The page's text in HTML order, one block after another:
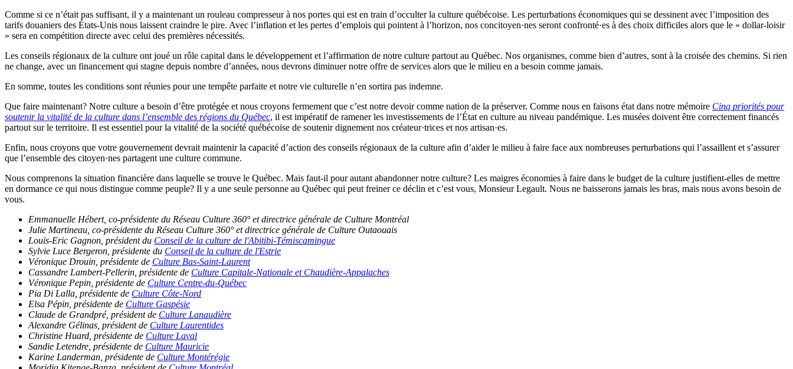
Comme si ce n’était pas suffisant, il y a maintenant un rouleau compresseur à nos portes qui est en train d’occulter la culture québécoise. Les perturbations économiques qui se dessinent avec l’imposition des
tarifs douaniers des États-Unis nous laissent craindre le pire. Avec l’inflation et les pertes d’emplois qui pointent à l’horizon, nos concitoyen·nes seront confronté·es à des choix difficiles alors que le « dollar-loisir
» sera en compétition directe avec celui des premières nécessités.
Les conseils régionaux de la culture ont joué un rôle capital dans le développement et l’affirmation de notre culture partout au Québec. Nos organismes, comme bien d’autres, sont à la croisée des chemins. Si rien
ne change, avec un financement qui stagne depuis nombre d’années, nous devrons diminuer notre offre de services alors que le milieu en a besoin comme jamais.
En somme, toutes les conditions sont réunies pour une tempête parfaite et notre vie culturelle n’en sortira pas indemne.
Que faire maintenant? Notre culture a besoin d’être protégée et nous croyons fermement que c’est notre devoir comme nation de la préserver. Comme nous en faisons état dans notre mémoire Cinq priorités pour
soutenir la vitalité de la culture dans l’ensemble des régions du Québec, il est impératif de ramener les investissements de l’État en culture au niveau pandémique. Les musées doivent être correctement financés
partout sur le territoire. Il est essentiel pour la vitalité de la société québécoise de soutenir dignement nos créateur·trices et nos artisan·es.
Enfin, nous croyons que votre gouvernement devrait maintenir la capacité d’action des conseils régionaux de la culture afin d’aider le milieu à faire face aux nombreuses perturbations qui l’assaillent et s’assurer
que l’ensemble des citoyen·nes partagent une culture commune.
Nous comprenons la situation financière dans laquelle se trouve le Québec. Mais faut-il pour autant abandonner notre culture? Les maigres économies à faire dans le budget de la culture justifient-elles de mettre
en dormance ce qui nous distingue comme peuple? Il y a une seule personne au Québec qui peut freiner ce déclin et c’est vous, Monsieur Legault. Nous ne baisserons jamais les bras, mais nous avons besoin de
vous.
Emmanuelle Hébert, co-présidente du Réseau Culture 360° et directrice générale de Culture Montréal
Julie Martineau, co-présidente du Réseau Culture 360° et directrice générale de Culture Outaouais
Louis-Eric Gagnon, président du Conseil de la culture de l'Abitibi-Témiscamingue
Sylvie Luce Bergeron, présidente du Conseil de la culture de l'Estrie
Véronique Drouin, présidente de Culture Bas-Saint-Laurent
Cassandre Lambert-Pellerin, présidente de Culture Capitale-Nationale et Chaudière-Appalaches
Véronique Pepin, présidente de Culture Centre-du-Québec
Pia Di Lalla, présidente de Culture Côte-Nord
Elsa Pépin, présidente de Culture Gaspésie
Claude de Grandpré, président de Culture Lanaudière
Alexandre Gélinas, président de Culture Laurentides
Christine Huard, présidente de Culture Laval
Sandie Letendre, présidente de Culture Mauricie
Karine Landerman, présidente de Culture Montérégie